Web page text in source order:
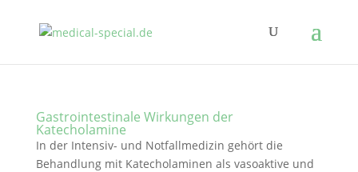
Gastrointestinale Wirkungen der
Katecholamine
In der Intensiv- und Notfallmedizin gehört die
Behandlung mit Katecholaminen als vasoaktive und